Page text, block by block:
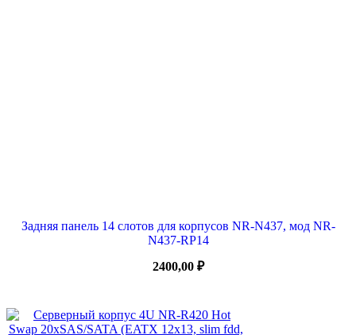
Задняя панель 14 слотов для корпусов NR-N437, мод NR-
N437-RP14
2400,00 ₽